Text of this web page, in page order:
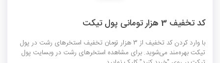
کد تخفیف 3 هزار تومانی پول تیکت
با وارد کردن کد تخفیف از 3 هزار تومان تخفیف استخرهای رشت در پول
تیکت بهره‌مند می‌شوید. برای مشاهده استخرهای رشت در وبسایت پول